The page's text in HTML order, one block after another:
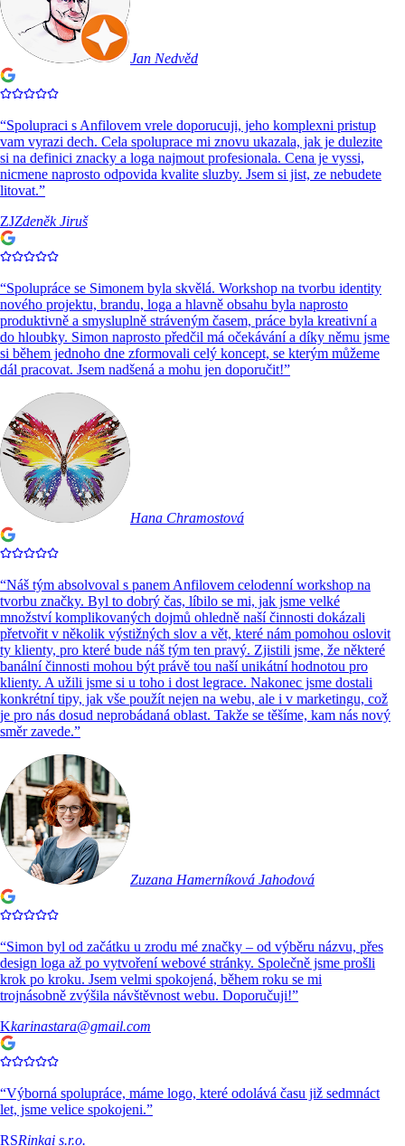
Jan Nedvěd
Spolupraci s Anfilovem vrele doporucuji, jeho komplexni pristup
vyrazi dech. Cela spoluprace mi znovu ukazala, jak je dulezite
na definici znacky a loga najmout profesionala. Cena je vyssi,
naprosto odpovida kvalite sluzby. Jsem si jist, ze nebudete
”
Zdeněk Jiruš
Spolupráce se Simonem byla skvělá. Workshop na tvorbu identity
projektu, brandu, loga a hlavně obsahu byla naprosto
a smysluplně stráveným časem, práce byla kreativní a
hloubky. Simon naprosto předčil má očekávání a díky němu jsme
během jednoho dne zformovali celý koncept, se kterým můžeme
pracovat. Jsem nadšená a mohu jen doporučit!”
Hana Chramostová
Náš tým absolvoval s panem Anfilovem celodenní workshop na
značky. Byl to dobrý čas, líbilo se mi, jak jsme velké
komplikovaných dojmů ohledně naší činnosti dokázali
v několik výstižných slov a vět, které nám pomohou oslovit
klienty, pro které bude náš tým ten pravý. Zjistili jsme, že některé
činnosti mohou být právě tou naší unikátní hodnotou pro
A užili jsme si u toho i dost legrace. Nakonec jsme dostali
tipy, jak vše použít nejen na webu, ale i v marketingu, což
pro nás dosud neprobádaná oblast. Takže se těšíme, kam nás nový
zavede.”
Zuzana Hamerníková Jahodová
Simon byl od začátku u zrodu mé značky – od výběru názvu, přes
loga až po vytvoření webové stránky. Společně jsme prošli
po kroku. Jsem velmi spokojená, během roku se mi
zvýšila návštěvnost webu. Doporučuji!”
karinastara@gmail.com
Výborná spolupráce, máme logo, které odolává času již sedmnáct
jsme velice spokojeni.”
Rinkai s.r.o.